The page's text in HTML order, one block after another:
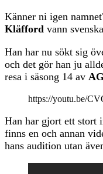
Känner ni igen
Kläfford vann svenska
Han har nu sökt sig
och det gör han ju
resa i säsong 14 av
https://youtu.be/
Han har gjort ett stort
finns en och annan
hans audition utan